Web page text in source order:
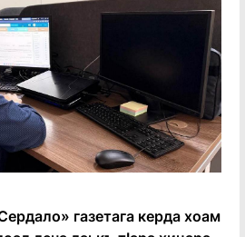
газетага керда хоам